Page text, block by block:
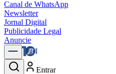
Canal de WhatsApp
Newsletter
Jornal Digital
Publicidade Legal
Anuncie
Entrar